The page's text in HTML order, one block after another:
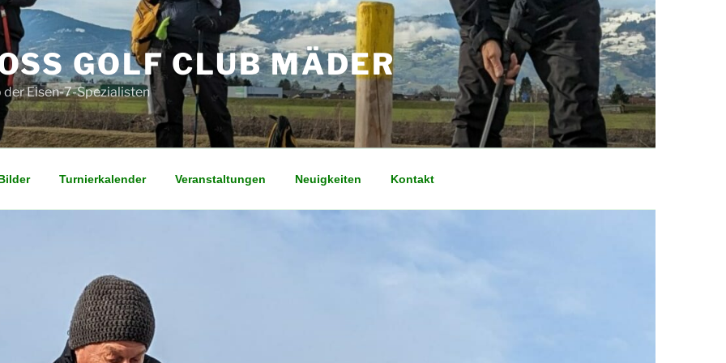
GOLF CLUB MÄDER
der Eisen-7-Spezialisten
Turnierkalender Veranstaltungen Neuigkeiten Kontakt